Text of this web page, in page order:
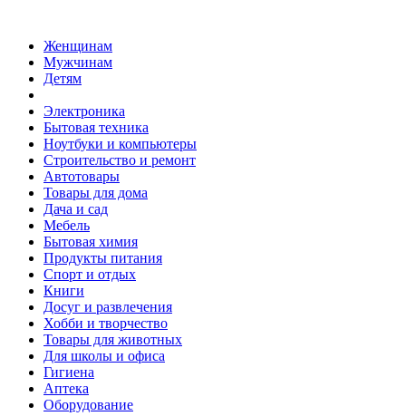
Женщинам
Мужчинам
Детям
Электроника
Бытовая техника
Ноутбуки и компьютеры
Строительство и ремонт
Автотовары
Товары для дома
Дача и сад
Мебель
Бытовая химия
Продукты питания
Спорт и отдых
Книги
Досуг и развлечения
Хобби и творчество
Товары для животных
Для школы и офиса
Гигиена
Аптека
Оборудование